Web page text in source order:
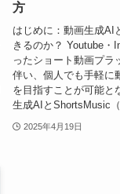
方
はじめに：動画生成AI
きるのか？ Youtube・
ったショート動画プラ
伴い、個人でも手軽に
を目指すことが可能と
生成AIとShortsMusic
2025年4月19日